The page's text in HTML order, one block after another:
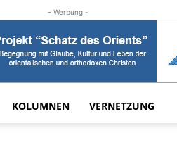
- Werbung -
KOLUMNEN VERNETZUNG